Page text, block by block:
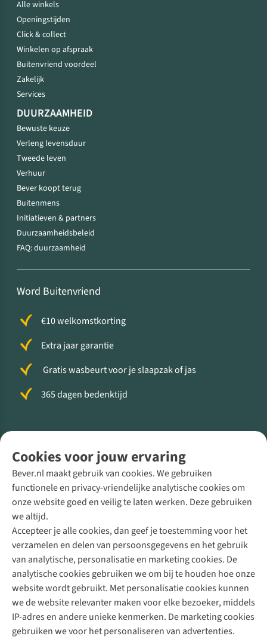
Cookies voor jouw ervaring
Bever.nl maakt gebruik van cookies. We gebruiken
functionele en privacy-vriendelijke analytische cookies om
onze website goed en veilig te laten werken. Deze gebruiken
we altijd.
Accepteer je alle cookies, dan geef je toestemming voor het
verzamelen en delen van persoonsgegevens en het gebruik
van analytische, personalisatie en marketing cookies. De
analytische cookies gebruiken we om bij te houden hoe onze
website wordt gebruikt. Met personalisatie cookies kunnen
we de website relevanter maken voor elke bezoeker, middels
IP-adres en andere unieke kenmerken. De marketing cookies
gebruiken we voor het personaliseren van advertenties.
Alle winkels
Openingstijden
Click & collect
Winkelen op afspraak
Buitenvriend voordeel
Zakelijk
Services
DUURZAAMHEID
Bewuste keuze
Verleng levensduur
Tweede leven
Verhuur
Bever koopt terug
Buitenmens
Initiatieven & partners
Duurzaamheidsbeleid
FAQ: duurzaamheid
Word Buitenvriend
€10 welkomstkorting
Extra jaar garantie
Gratis wasbeurt voor je slaapzak of jas
365 dagen bedenktijd
Direct advies van een Buitenexpert
+31 (0)85 888 50 88
+31 6 12 28 49 80
Contactformulier